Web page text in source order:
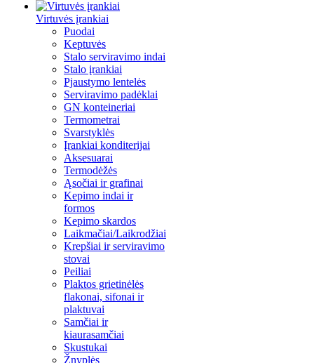
Virtuvės įrankiai
Puodai
Keptuvės
Stalo serviravimo indai
Stalo įrankiai
Pjaustymo lentelės
Serviravimo padėklai
GN konteineriai
Termometrai
Svarstyklės
Įrankiai konditerijai
Aksesuarai
Termodėžės
Ąsočiai ir grafinai
Kepimo indai ir
formos
Kepimo skardos
Laikmačiai/Laikrodžiai
Krepšiai ir serviravimo
stovai
Peiliai
Plaktos grietinėlės
flakonai, sifonai ir
plaktuvai
Samčiai ir
kiaurasamčiai
Skustukai
Žnyplės